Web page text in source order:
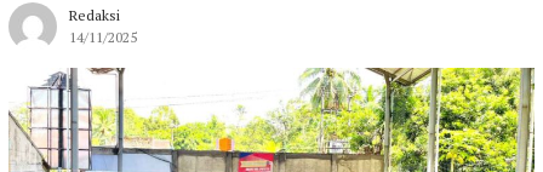
Redaksi
14/11/2025